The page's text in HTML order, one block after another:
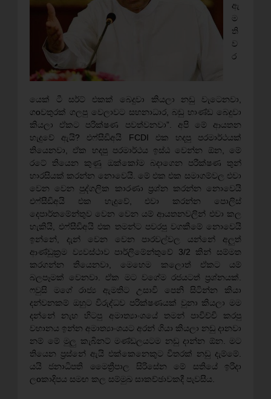
ඇ
ම
ති
ව
ර
යෙක් ටී සර්ට් එකක් බෙදුවා කියලා නඩු වැටෙනවා,
ගoවතුරක් ගලපු වෙලාවට සහනාධාර, බඩු භාණ්ඩ බෙදුවා
කියලා ඒකට පරික්ෂණ පවත්වනවා”. අපි මේ ආයතන
හැදුවේ ඇයි? එෆ්සීඩිඅයි FCDI එක හදපු පරමාර්ථයක්
තියෙනවා, ඒක හදපු පරමාර්ථය ඉස්ඨ වෙන්න ඕන, මේ
රටේ තියෙන කුණු ඔක්කෝම බදාගෙන පරීක්ෂණ තුන්
හාරසියක් කරන්න නොවෙයි. මේ එක එක සමාගම්වල එවා
වෙන වෙන පුද්ගලික කාරණා ප්‍රශ්න කරන්න නොවෙයි
එෆ්සීඩිඅයි එක හැදුවේ, එවා කරන්න පොලිස්
දෙපාර්තමේන්තුව වෙන වෙන යම් ආයතනවලින් එවා කල
හැකියි, එෆ්සීඩිඅයි එක තමන්ට පවරපු වගකීමේ නොවෙයි
ඉන්නේ, දැන් වෙන වෙන පාරවල්වල යන්නේ අලුත්
ආණ්ඩුක්‍රම ව්‍යවස්ථාව පාර්ලිමේන්තුවේ 3/2 කින් සම්මත
කරගන්න තියෙනවා, මෙහෙම කලොත් ඒකට යම්
බලපෑමක් වෙනවා. ඒක මට වගේම රජයටත් ප්‍රශ්නයක්.
ෆවුසි මගේ රාජ්‍ය ඇමතිට උසාවි පෙනි සිටින්න කියා
දන්වනකම් ඔහුට විරුද්ධව පරික්ෂණයක් වුනා කියලා මම
දන්නේ නැහ හිටපු අමාත්‍යාංශයේ තමන් පාවිච්චි කරපු
වහානය ඉන්න අමාත්‍යාංශයට අරන් ගියා කියලා නඩු දානවා
නම් මේ මුලු කැබිනට් මණ්ඩලයටම නඩු දාන්න ඕන. මට
තියෙන ප්‍රස්නේ ඇයි එක්කෙනෙකුට විතරක් නඩු දැම්මේ.
යයි ජනාධිපති මෛත්‍රීපාල සිරිසේන මේ සතියේ ඉරිදා
ලoකාදිපය සමඟ කල සම්මුඛ සාකච්ඡාවකදී පැවසීය.